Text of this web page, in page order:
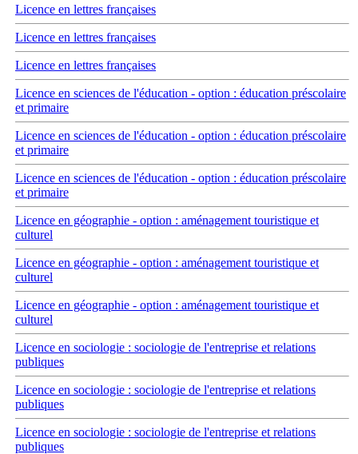
Licence en lettres françaises
Licence en lettres françaises
Licence en lettres françaises
Licence en sciences de l'éducation - option : éducation préscolaire
et primaire
Licence en sciences de l'éducation - option : éducation préscolaire
et primaire
Licence en sciences de l'éducation - option : éducation préscolaire
et primaire
Licence en géographie - option : aménagement touristique et
culturel
Licence en géographie - option : aménagement touristique et
culturel
Licence en géographie - option : aménagement touristique et
culturel
Licence en sociologie : sociologie de l'entreprise et relations
publiques
Licence en sociologie : sociologie de l'entreprise et relations
publiques
Licence en sociologie : sociologie de l'entreprise et relations
publiques